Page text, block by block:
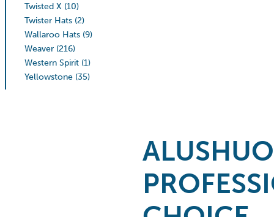
Twisted X (10)
Twister Hats (2)
Wallaroo Hats (9)
Weaver (216)
Western Spirit (1)
Yellowstone (35)